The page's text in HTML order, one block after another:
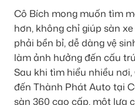
Cô Bích mong muốn tìm
hơn, không chỉ giúp sàn
phải bền bỉ, dễ dàng vệ
làm ảnh hưởng đến cấu
Sau khi tìm hiểu nhiều
đến Thành Phát Auto tại
sàn 360 cao cấp, một lựa